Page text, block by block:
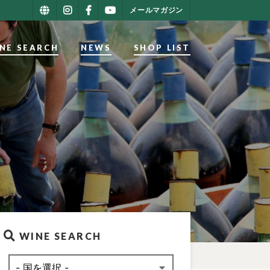
メールマガジン
SEARCH NEWS SHOP LIST
WINE SEARCH